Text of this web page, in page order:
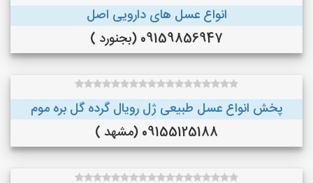
انواع عسل های دارویی اصل
09159856947 (بجنورد )
پخش انواع عسل طبیعی ژل رویال گرده گل بره موم
09155125188 (مشهد )